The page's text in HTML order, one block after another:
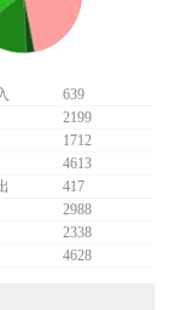
639
2199
1712
4613
417
2988
2338
4628